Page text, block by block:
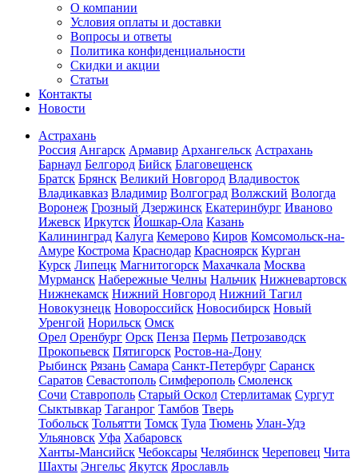
О компании
Условия оплаты и доставки
Вопросы и ответы
Политика конфиденциальности
Скидки и акции
Статьи
Контакты
Новости
Астрахань
Россия Ангарск Армавир Архангельск Астрахань
Барнаул Белгород Бийск Благовещенск
Братск Брянск Великий Новгород Владивосток
Владикавказ Владимир Волгоград Волжский Вологда
Воронеж Грозный Дзержинск Екатеринбург Иваново
Ижевск Иркутск Йошкар-Ола Казань
Калининград Калуга Кемерово Киров Комсомольск-на-
Амуре Кострома Краснодар Красноярск Курган
Курск Липецк Магнитогорск Махачкала Москва
Мурманск Набережные Челны Нальчик Нижневартовск
Нижнекамск Нижний Новгород Нижний Тагил
Новокузнецк Новороссийск Новосибирск Новый
Уренгой Норильск Омск
Орел Оренбург Орск Пенза Пермь Петрозаводск
Прокопьевск Пятигорск Ростов-на-Дону
Рыбинск Рязань Самара Санкт-Петербург Саранск
Саратов Севастополь Симферополь Смоленск
Сочи Ставрополь Старый Оскол Стерлитамак Сургут
Сыктывкар Таганрог Тамбов Тверь
Тобольск Тольятти Томск Тула Тюмень Улан-Удэ
Ульяновск Уфа Хабаровск
Ханты-Мансийск Чебоксары Челябинск Череповец Чита
Шахты Энгельс Якутск Ярославль